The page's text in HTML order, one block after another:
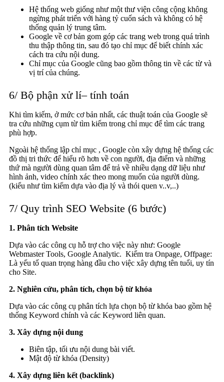
Hệ thống web giống như một thư viện công cộng không
ngừng phát triển với hàng tỷ cuốn sách và không có hệ
thống quản lý trung tâm.
Google về cơ bản gom góp các trang web trong quá trình
thu thập thông tin, sau đó tạo chỉ mục để biết chính xác
cách tra cứu nội dung.
Chỉ mục của Google cũng bao gồm thông tin về các từ và
vị trí của chúng.
6/ Bộ phận xử lí– tính toán
Khi tìm kiếm, ở mức cơ bản nhất, các thuật toán của Google sẽ
tra cứu những cụm từ tìm kiếm trong chỉ mục để tìm các trang
phù hợp.
Ngoài hệ thống lập chỉ mục , Google còn xây dựng hệ thống các
đồ thị tri thức để hiểu rõ hơn về con người, địa điểm và những
thứ mà người dùng quan tâm để trả về nhiều dạng dữ liệu như
hình ảnh, video chính xác theo mong muốn của người dùng.
(kiểu như tìm kiếm dựa vào địa lý và thói quen v..v,..)
7/ Quy trình SEO Website (6 bước)
1. Phân tích Website
Dựa vào các công cụ hỗ trợ cho việc này như: Google
Webmaster Tools, Google Analytic. Kiểm tra Onpage, Offpage:
Là yếu tố quan trọng hàng đầu cho việc xây dựng tên tuổi, uy tín
cho Site.
2. Nghiên cứu, phân tích, chọn bộ từ khóa
Dựa vào các công cụ phân tích lựa chọn bộ từ khóa bao gồm hệ
thống Keyword chính và các Keyword liên quan.
3. Xây dựng nội dung
Biên tập, tối ưu nội dung bài viết.
Mật độ từ khóa (Density)
4. Xây dựng liên kết (backlink)